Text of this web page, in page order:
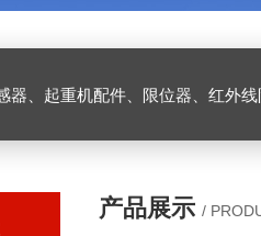
、起重机配件、限位器、红外线防撞器
产品展示 /